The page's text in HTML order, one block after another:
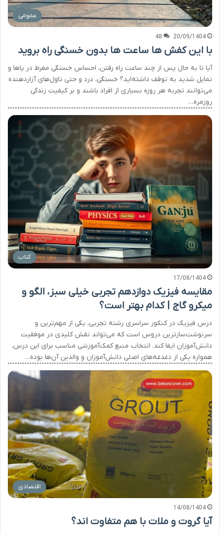
عمومی
20/09/1404
48
با این کفش ها ساعت ها بدون خسنگی راه بروید
آیا تا به حال پس از چند ساعت راه رفتن، احساس خستگی مفرط در پاها و
تمایل شدید به توقف داشته‌اید؟ خستگی، درد و حتی تاول‌های آزاردهنده
می‌توانند تجربه هر روزه بسیاری از افراد باشند و بر کیفیت زندگی
روزمره…
کتاب
17/08/1404
مقایسه فیزیک دوازدهم تجربی خیلی سبز، الگو و
میکرو گاج | کدام بهتر است؟
درس فیزیک در کنکور سراسری رشته تجربی، یکی از مهم‌ترین و
سرنوشت‌سازترین دروس است که می‌تواند نقش کلیدی در موفقیت
دانش‌آموزان ایفا کند. انتخاب منبع کمک‌آموزشی مناسب برای این درس،
همواره یکی از دغدغه‌های اصلی دانش‌آموزان و والدین آن‌ها بوده…
اقتصادی
14/08/1404
آیا گروت و ملات با هم متفاوت اند؟